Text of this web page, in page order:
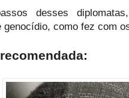
desses
genocídio, como fez com